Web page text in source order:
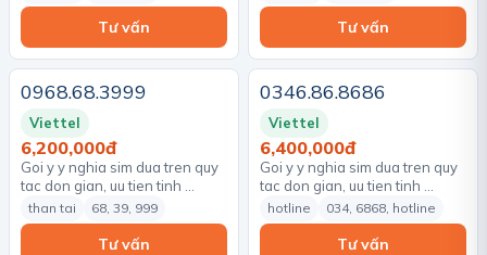
Tư vấn Tư vấn
0968.68.3999
Viettel
6,200,000đ
Goi y y nghia sim dua tren quy
tac don gian, uu tien tinh …
than tai 68, 39, 999
Tư vấn
0346.86.8686
Viettel
6,400,000đ
Goi y y nghia sim dua tren quy
tac don gian, uu tien tinh …
hotline 034, 6868, hotline
Tư vấn